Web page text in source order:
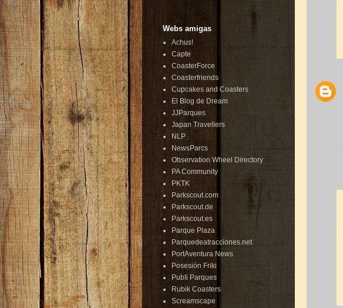
Webs amigas
Achus!
Capte
CoasterForce
Coasterfriends
Cupcakes and Coasters
El Blog de Dream
JJParques
Japan Travellers
NLP
NewsParcs
Observation Wheel Directory
PA Community
PKTK
Parkscout.com
Parkscout.de
Parkscout.es
Parque Plaza
Parquedeatracciones.net
PortAventura News
Posesión Friki
Publi Parques
Rubik Coasters
Screamscape